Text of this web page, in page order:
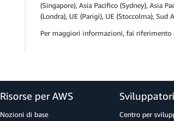
(Singapore), Asia Pacifico (Sydney), Asia
(Londra), UE (Parigi), UE (Stoccolma), Sud
Per maggiori informazioni, fai riferimento
Risorse per AWS
Nozioni di base
Centro per